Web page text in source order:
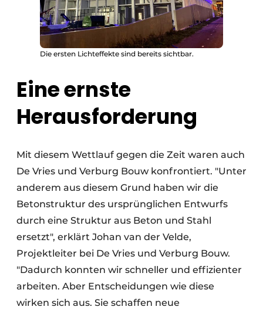
Die ersten Lichteffekte sind bereits sichtbar.
Eine ernste
Herausforderung
Mit diesem Wettlauf gegen die Zeit waren auch
De Vries und Verburg Bouw konfrontiert. "Unter
anderem aus diesem Grund haben wir die
Betonstruktur des ursprünglichen Entwurfs
durch eine Struktur aus Beton und Stahl
ersetzt", erklärt Johan van der Velde,
Projektleiter bei De Vries und Verburg Bouw.
"Dadurch konnten wir schneller und effizienter
arbeiten. Aber Entscheidungen wie diese
wirken sich aus. Sie schaffen neue